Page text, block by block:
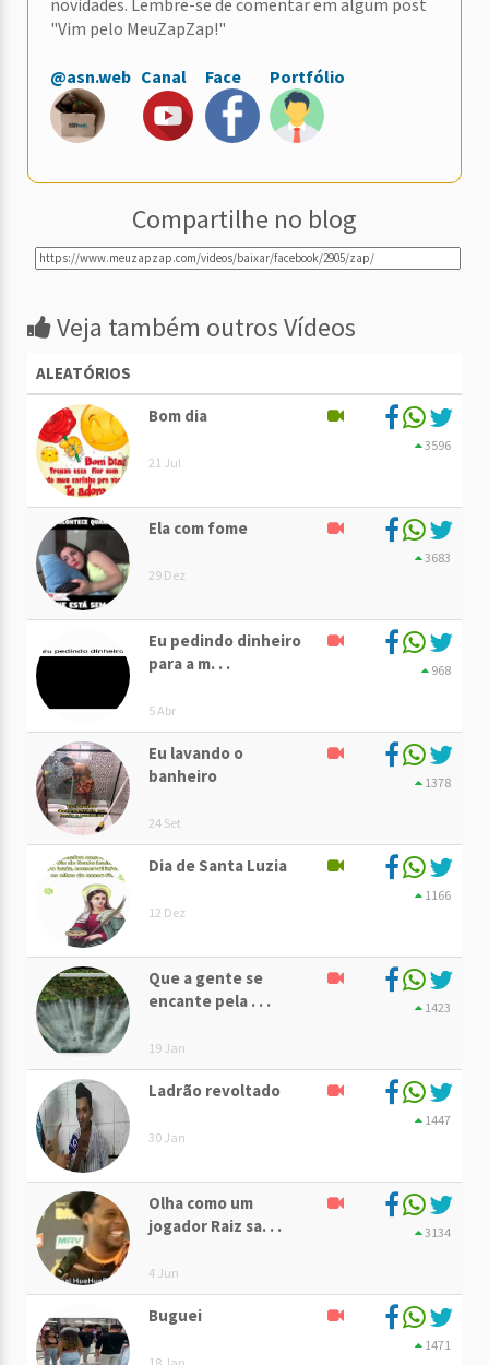
"Vim pelo MeuZapZap!"
@asn.web Canal Face Portfólio
Compartilhe no blog
Veja também outros Vídeos
ALEATÓRIOS
Bom dia
21 Jul
3596
Ela com fome
29 Dez
3683
Eu pedindo dinheiro
para a m. . .
5 Abr
968
Eu lavando o
banheiro
24 Set
1378
Dia de Santa Luzia
12 Dez
1166
Que a gente se
encante pela . . .
19 Jan
1423
Ladrão revoltado
30 Jan
1447
Olha como um
jogador Raiz sa. . .
4 Jun
3134
Buguei
1471